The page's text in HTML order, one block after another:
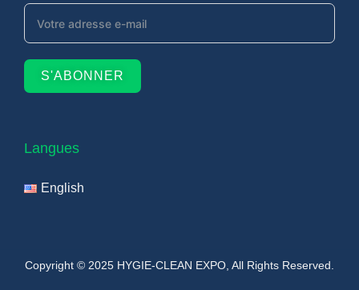
S'ABONNER
Langues
English
Copyright © 2025 HYGIE-CLEAN EXPO , All Rights Reserved.